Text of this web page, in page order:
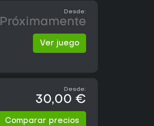
Desde:
Próximamente
Ver juego
Desde:
30,00 €
Comparar precios